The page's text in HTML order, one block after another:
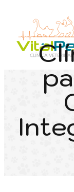
Home
Sobre